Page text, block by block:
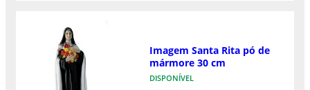
Imagem Santa Rita pó de
mármore 30 cm
DISPONÍVEL